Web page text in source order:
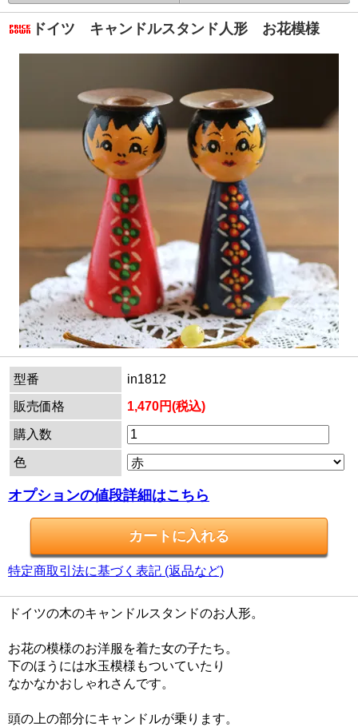
ドイツ キャンドルスタンド人形 お花模様
型番
in1812
販売価格
1,470円(税込)
購入数
色
オプションの値段詳細はこちら
特定商取引法に基づく表記 (返品など)
ドイツの木のキャンドルスタンドのお人形。
お花の模様のお洋服を着た女の子たち。
下のほうには水玉模様もついていたり
なかなかおしゃれさんです。
頭の上の部分にキャンドルが乗ります。